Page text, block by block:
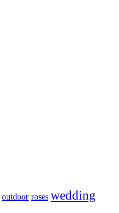
outdoor roses wedding